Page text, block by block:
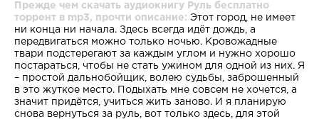
Прежде чем скачать аудиокнигу Руль бесплатно
торрент в mp3, прочти описание: Этот город, не имеет
ни конца ни начала. Здесь всегда идёт дождь, а
передвигаться можно только ночью. Кровожадные
твари подстерегают за каждым углом и нужно хорошо
постараться, чтобы не стать ужином для одной из них. Я
– простой дальнобойщик, волею судьбы, заброшенный
в это жуткое место. Подыхать мне совсем не хочется, а
значит придётся, учиться жить заново. И я планирую
снова вернуться за руль, вот только здесь, для этой